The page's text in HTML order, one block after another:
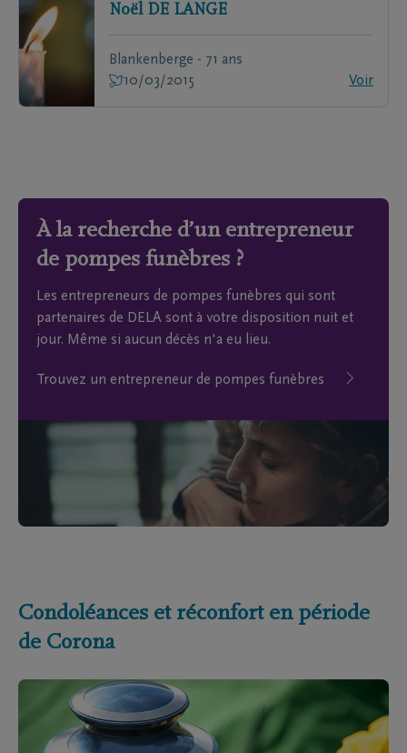
Noël DE LANGE
Blankenberge - 71 ans
10/03/2015
Voir
À la recherche d’un entrepreneur
de pompes funèbres ?
Les entrepreneurs de pompes funèbres qui sont
partenaires de DELA sont à votre disposition nuit et
jour. Même si aucun décès n'a eu lieu.
Trouvez un entrepreneur de pompes funèbres
Condoléances et réconfort en période
de Corona